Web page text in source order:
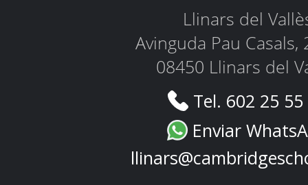
Llinars del
Avinguda Pau Casals,
08450 Llinars del
Tel. 602 25
Enviar